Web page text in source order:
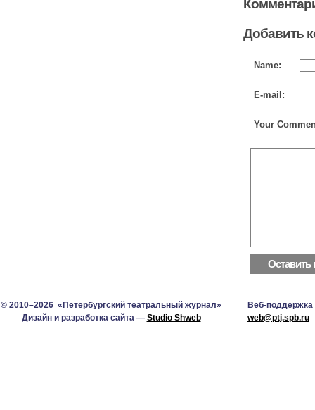
Добавить
Name:
E-mail:
Your
© 2010–2026 «Петербургский театральный журнал»
Дизайн и разработка сайта — Studio Shweb
Веб-поддержка
web@ptj.spb.ru